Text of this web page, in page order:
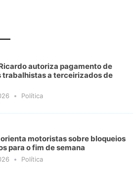
autoriza pagamento de
trabalhistas a terceirizados de
Política
motoristas sobre bloqueios
para o fim de semana
Política